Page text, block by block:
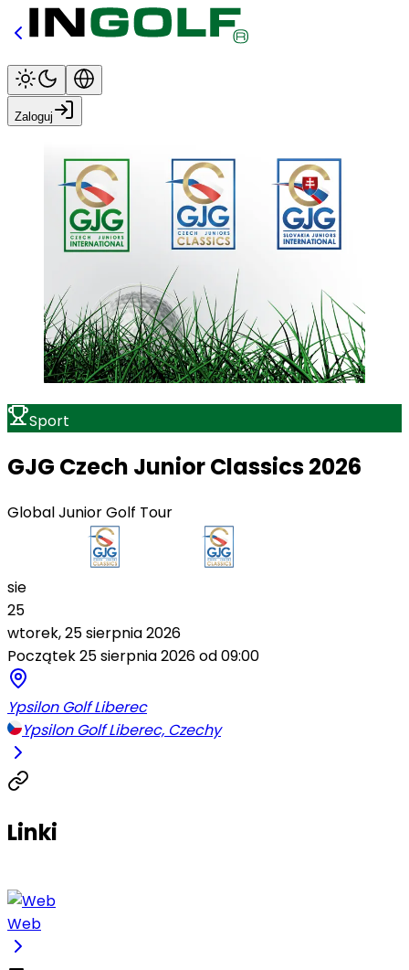
Zaloguj
Sport
GJG Czech Junior Classics 2026
Global Junior Golf Tour
sie
25
wtorek, 25 sierpnia 2026
Początek 25 sierpnia 2026 od 09:00
Ypsilon Golf Liberec
Ypsilon Golf Liberec, Czechy
Linki
Web